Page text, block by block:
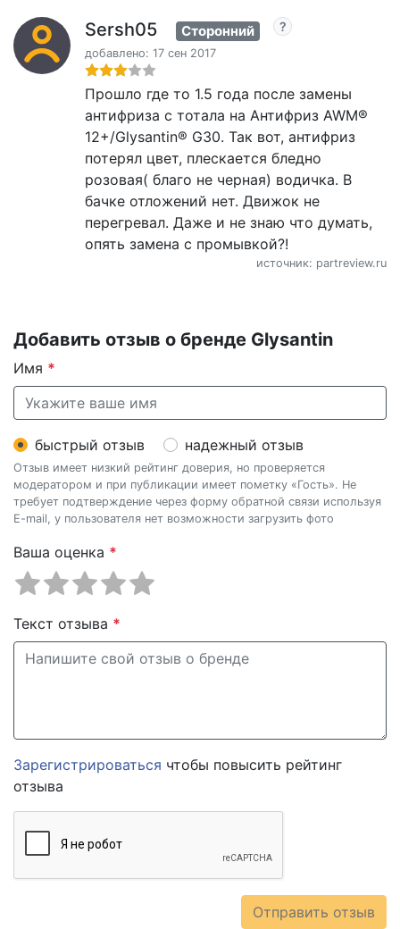
Sersh05 Сторонний
добавлено: 17 сен 2017
Прошло где то 1.5 года после замены
антифриза с тотала на Антифриз AWM®
12+/Glysantin® G30. Так вот, антифриз
потерял цвет, плескается бледно
розовая( благо не черная) водичка. В
бачке отложений нет. Движок не
перегревал. Даже и не знаю что думать,
опять замена с промывкой?!
источник: partreview.ru
Добавить отзыв о бренде Glysantin
Имя *
быстрый отзыв надежный отзыв
Отзыв имеет низкий рейтинг доверия, но проверяется
модератором и при публикации имеет пометку «Гость». Не
требует подтверждение через форму обратной связи используя
E-mail, у пользователя нет возможности загрузить фото
Ваша оценка *
Текст отзыва *
Зарегистрироваться чтобы повысить рейтинг
отзыва
Отправить отзыв